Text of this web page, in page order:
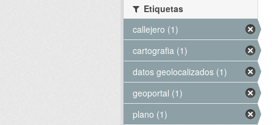
Etiquetas
callejero (1)
cartografia (1)
datos geolocalizados (1)
geoportal (1)
plano (1)